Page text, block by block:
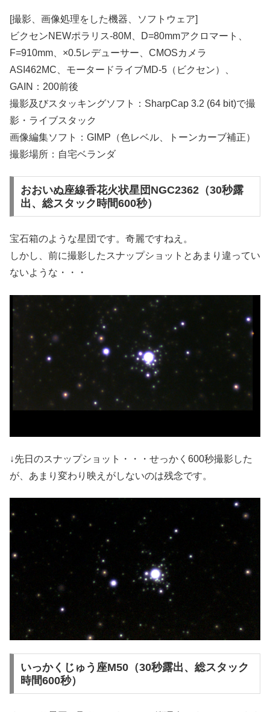
[撮影、画像処理をした機器、ソフトウェア]
ビクセンNEWポラリス-80M、D=80mmアクロマート、
F=910mm、×0.5レデューサー、CMOSカメラ
ASI462MC、モータードライブMD-5（ビクセン）、
GAIN：200前後
撮影及びスタッキングソフト：SharpCap 3.2 (64 bit)で撮
影・ライブスタック
画像編集ソフト：GIMP（色レベル、トーンカーブ補正）
撮影場所：自宅ベランダ
おおいぬ座線香花火状星団NGC2362（30秒露
出、総スタック時間600秒）
宝石箱のような星団です。奇麗ですねえ。
しかし、前に撮影したスナップショットとあまり違ってい
ないような・・・
↓先日のスナップショット・・・せっかく600秒撮影した
が、あまり変わり映えがしないのは残念です。
いっかくじゅう座M50（30秒露出、総スタック
時間600秒）